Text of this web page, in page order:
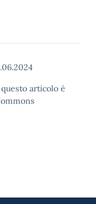
articolo è